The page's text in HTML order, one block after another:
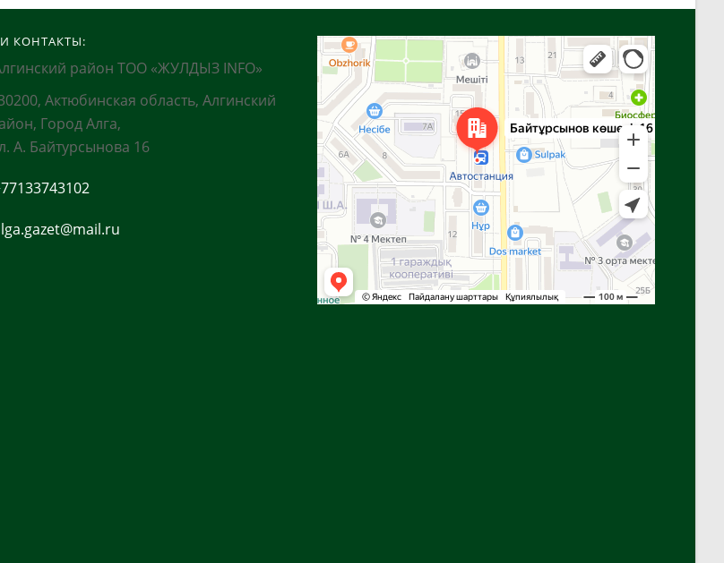
КОНТАКТЫ:
район ТОО «ЖУЛДЫЗ INFO»
Актюбинская область, Алгинский
Город Алга,
А. Байтурсынова 16
Алга
Улица Байтурсынова, 16 — Яндекс Карты